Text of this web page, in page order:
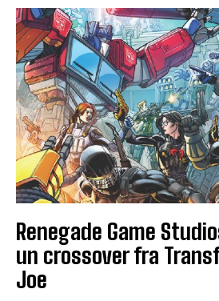
Renegade Game
un crossover fra
Joe